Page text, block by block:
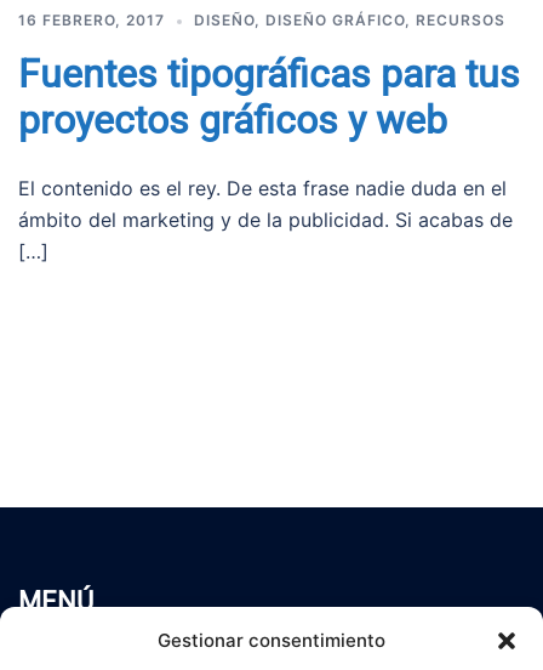
Gestionar consentimiento
16 FEBRERO, 2017 DISEÑO, DISEÑO GRÁFICO, RECURSOS
Fuentes tipográficas para tus
proyectos gráficos y web
El contenido es el rey. De esta frase nadie duda en el
ámbito del marketing y de la publicidad. Si acabas de
[…]
MENÚ